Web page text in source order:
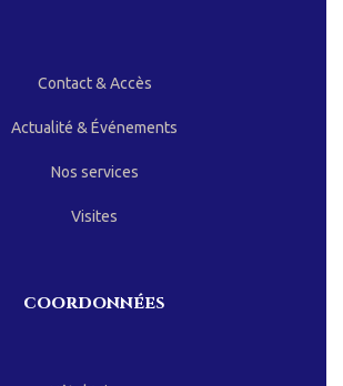
Contact & Accès
Actualité & Événements
Nos services
Visites
coordonnées